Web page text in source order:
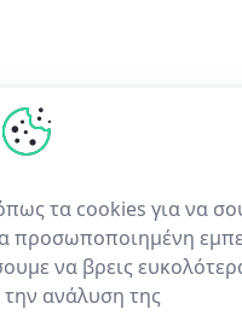
τα cookies για να
προσωποποιημένη
να βρεις
ανάλυση της